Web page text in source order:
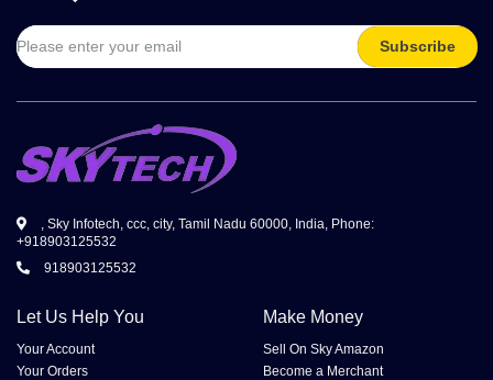
Subscribe
, Sky Infotech, ccc, city, Tamil Nadu 60000, India, Phone:
+918903125532
918903125532
Let Us Help You
Your Account
Your Orders
Make Money
Sell On Sky Amazon
Become a Merchant